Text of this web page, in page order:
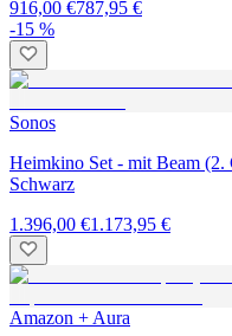
916,00 €787,95 €
-15 %
Sonos
Heimkino Set - mit Beam
Schwarz
1.396,00 €1.173,95 €
Amazon + Aura